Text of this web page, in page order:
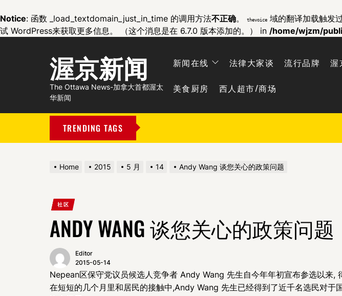
Notice: 函数 _load_textdomain_just_in_time 的调用方法不正确。 thevoice 域的翻译加载触发
试 WordPress来获取更多信息。 （这个消息是在 6.7.0 版本添加的。） in /home/wjzm/
渥京新闻
The Ottawa News-加拿大首都渥太
华新闻
新闻在线 法律大家谈 流行品牌 渥
美食厨房 西人超市/商场
TRENDING TAGS
Home 2015 5 月 14 Andy Wang 谈您关心的政策问题
社区
ANDY WANG 谈您关心的政策问题
Editor
2015-05-14
Nepean区保守党议员候选人竞争者 Andy Wang 先生自今年年初宣布参选以来,
在短短的几个月里和居民的接触中,Andy Wang 先生已经得到了近千名选民对